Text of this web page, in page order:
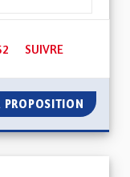
52 ABONNÉS
SUIVRE
PROPOSITION AIDE